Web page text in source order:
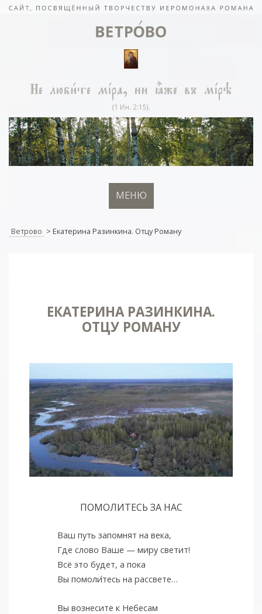
МЕНЮ
Ветрово > Екатерина Разинкина. Отцу Роману
ЕКАТЕРИНА РАЗИНКИНА.
ОТЦУ РОМАНУ
ПОМОЛИТЕСЬ ЗА НАС
Ваш путь запомнят на века,
Где слово Ваше — миру светит!
Всё это будет, а пока
Вы помолитесь на рассвете…
Вы вознесите к Небесам